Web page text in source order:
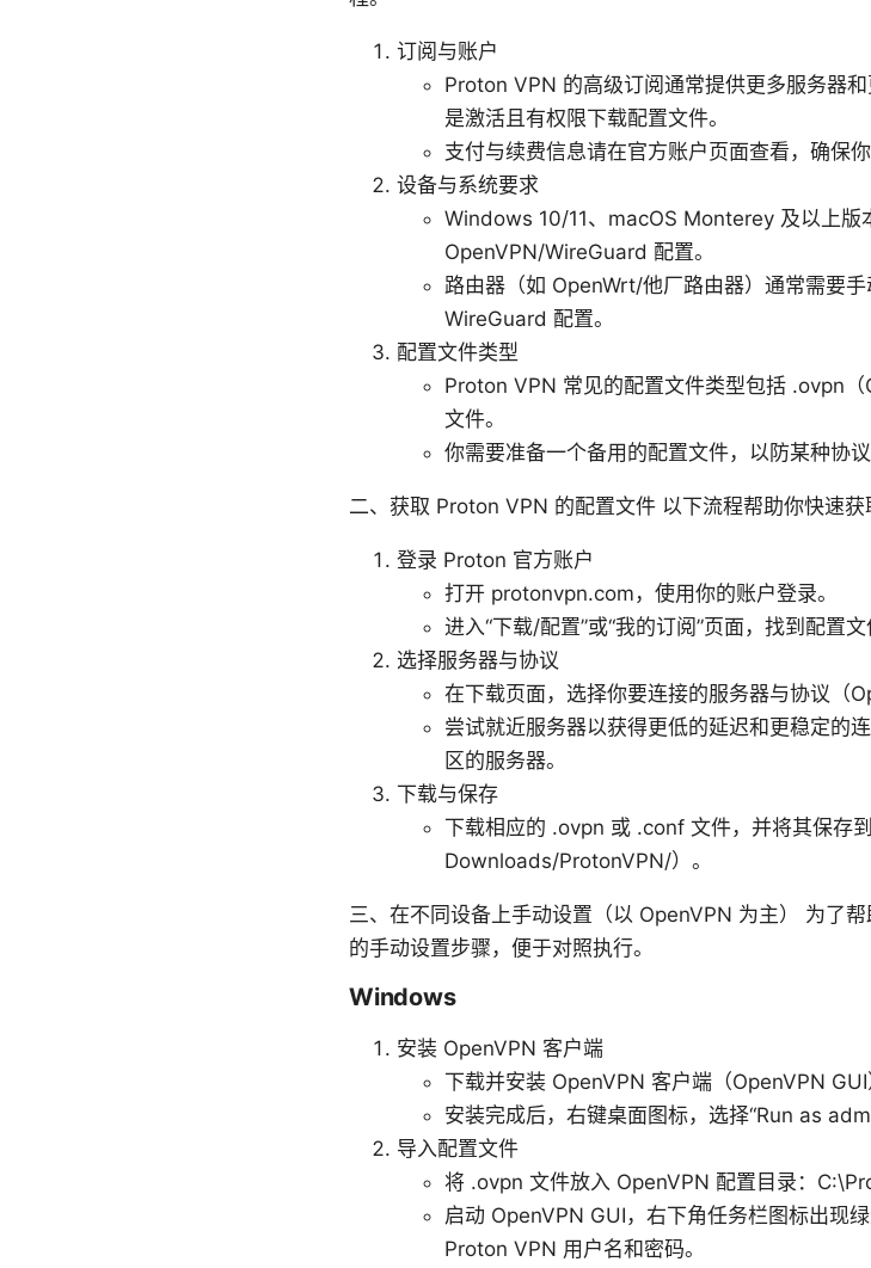
订阅与账户
Proton VPN 的高级订阅通常提供更多服务器
是激活且有权限下载配置文件。
支付与续费信息请在官方账户页面查看，确保你
设备与系统要求
Windows 10/11、macOS Monterey 及以上版
OpenVPN/WireGuard 配置。
路由器（如 OpenWrt/他厂路由器）通常需要
WireGuard 配置。
配置文件类型
Proton VPN 常见的配置文件类型包括 .ovpn
文件。
你需要准备一个备用的配置文件，以防某种协
二、获取 Proton VPN 的配置文件 以下流程帮助你快速获
登录 Proton 官方账户
打开 protonvpn.com，使用你的账户登录。
进入“下载/配置”或“我的订阅”页面，找到配置文
选择服务器与协议
在下载页面，选择你要连接的服务器与协议（
尝试就近服务器以获得更低的延迟和更稳定的
区的服务器。
下载与保存
下载相应的 .ovpn 或 .conf 文件，并将其保存
Downloads/ProtonVPN/）。
三、在不同设备上手动设置（以 OpenVPN 为主） 为了
的手动设置步骤，便于对照执行。
Windows
安装 OpenVPN 客户端
下载并安装 OpenVPN 客户端（OpenVPN GUI
安装完成后，右键桌面图标，选择“Run as
导入配置文件
将 .ovpn 文件放入 OpenVPN 配置目录：
启动 OpenVPN GUI，右下角任务栏图标出现
Proton VPN 用户名和密码。